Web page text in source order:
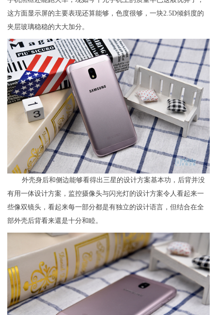
这方面显示屏的主要表现还算能够，色度很够，一块2.5D倾斜度的
夹层玻璃稳稳的大大加分。
外壳身后和侧边能够看得出三星的设计方案基本功，后背并没
有用一体设计方案，监控摄像头与闪光灯的设计方案令人看起来一
些像双镜头，看起来每一部分都是有独立的设计语言，但结合在全
部外壳后背看来還是十分和睦。